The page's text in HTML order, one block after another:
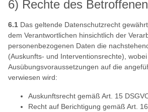
6) Rechte des Betroffenen
6.1 Das geltende Datenschutzrecht
dem Verantwortlichen hinsichtlich der
personenbezogenen Daten die
(Auskunfts- und Interventionsrechte),
Ausübungsvoraussetzungen auf die
verwiesen wird:
Auskunftsrecht gemäß Art. 15
Recht auf Berichtigung gemäß Art.